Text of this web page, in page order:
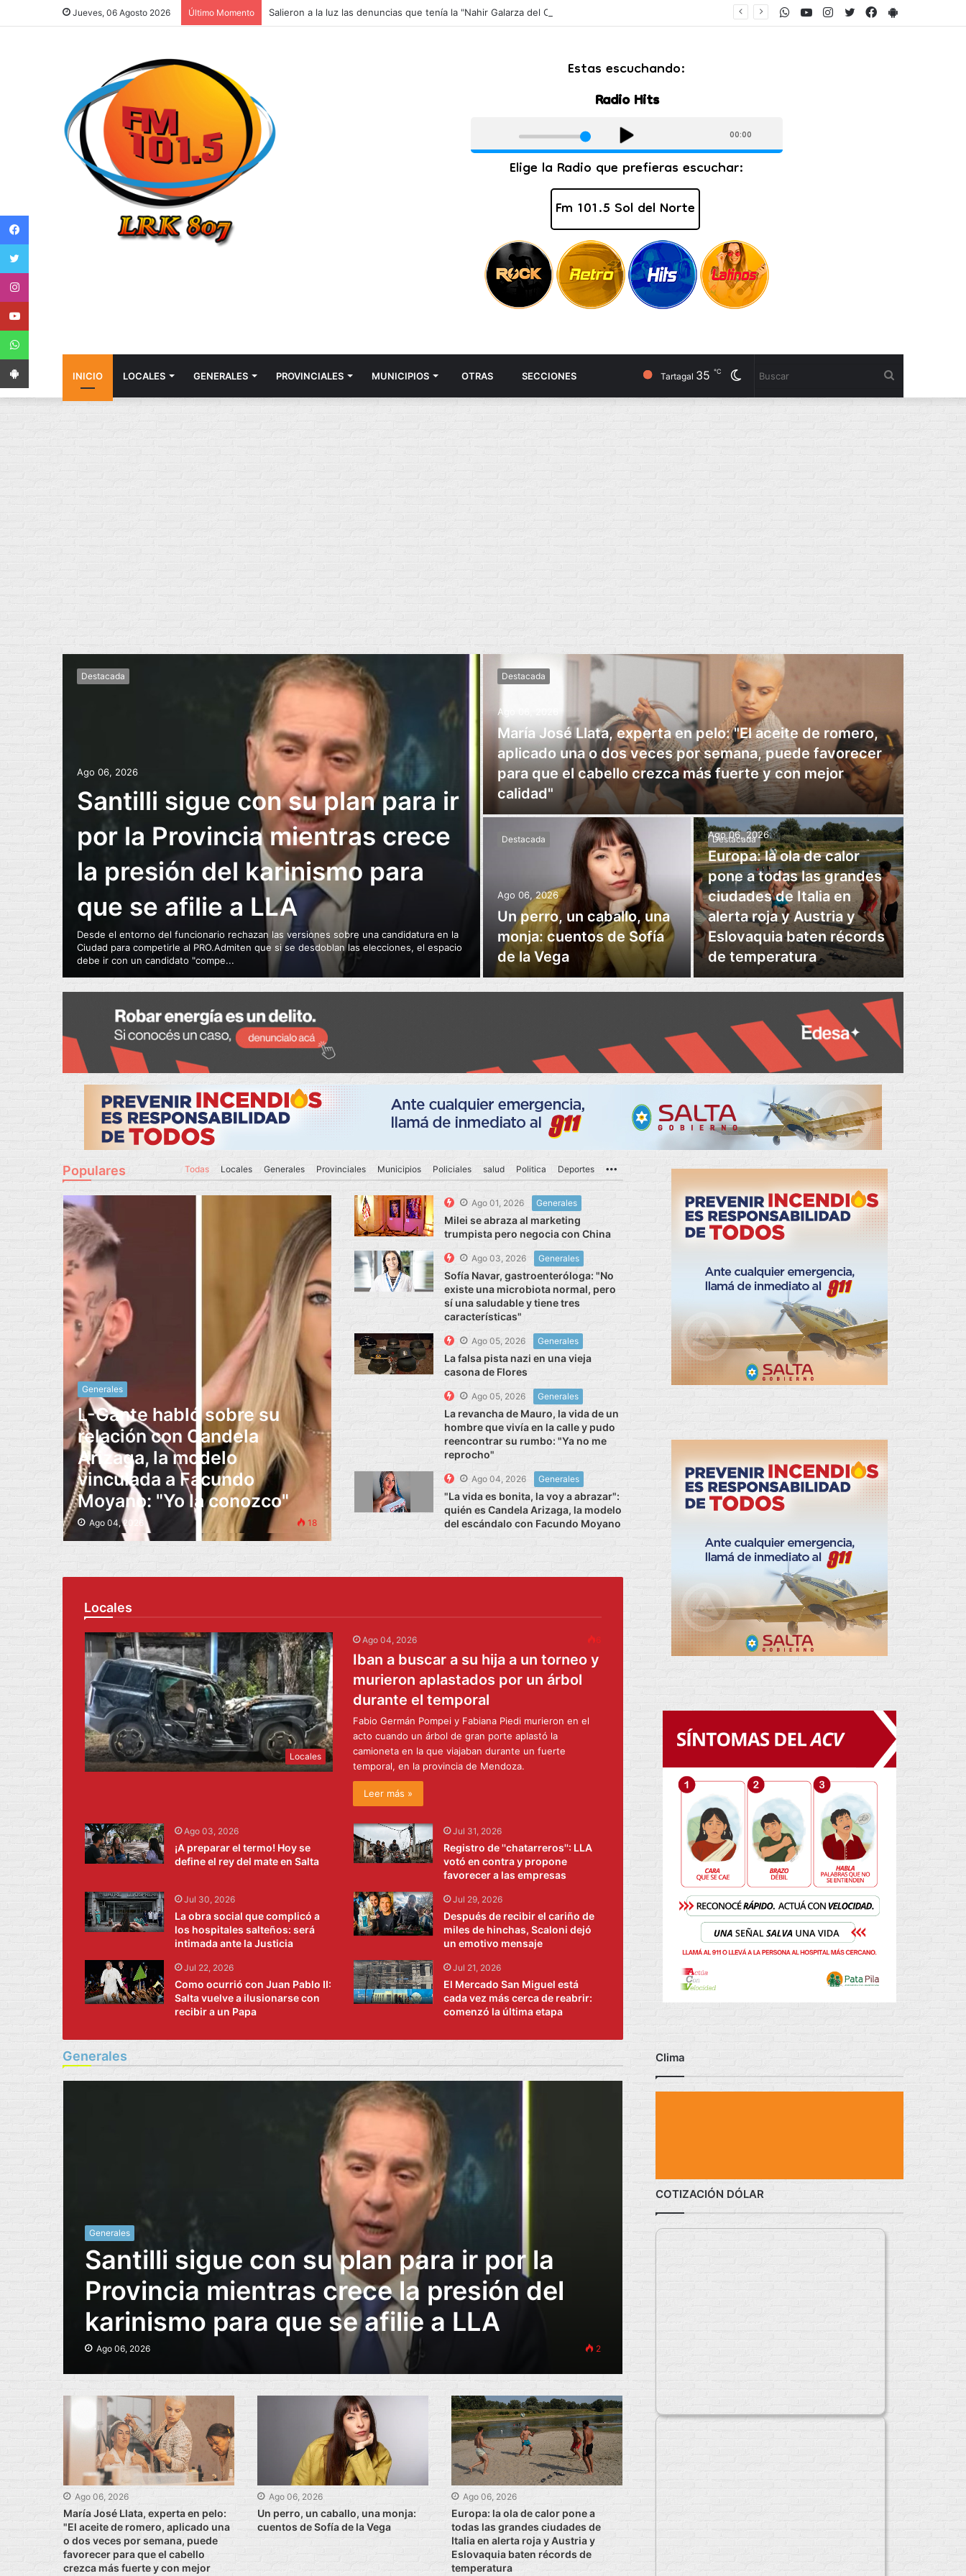
Jueves, 06 Agosto 2026 Último Momento Salieron a la luz las denuncias que tenía la "Nahir Galarza del Chaco": nadie lo escuchó PlayStore
Facebook
Twitter
Instagram
Youtube
WhatsApp
INICIO LOCALES GENERALES PROVINCIALES MUNICIPIOS OTRAS SECCIONES Cambiar
Tartagal 35 ℃
Destacada
Ago 06, 2026
Santilli sigue con su plan para ir
por la Provincia mientras crece
la presión del karinismo para
que se afilie a LLA
Desde el entorno del funcionario rechazan las versiones sobre una candidatura en la
Ciudad para competirle al PRO.Admiten que si se desdoblan las elecciones, el espacio
debe ir con un candidato "compe...
Destacada
Ago 06, 2026
María José Llata, experta en pelo: "El aceite de romero,
aplicado una o dos veces por semana, puede favorecer
para que el cabello crezca más fuerte y con mejor
calidad"
Destacada
Ago 06, 2026
Un perro, un caballo, una
monja: cuentos de Sofía
de la Vega
Destacada
Ago 06, 2026
Europa: la ola de calor
pone a todas las grandes
ciudades de Italia en
alerta roja y Austria y
Eslovaquia baten récords
de temperatura
Populares Todas Locales Generales Provinciales Municipios Policiales salud Politica Deportes
Generales
L-Gante habló sobre su
relación con Candela
Arizaga, la modelo
vinculada a Facundo
Moyano: "Yo la conozco"
Ago 04, 2026 18
Ago 01, 2026 Generales
Milei se abraza al marketing
trumpista pero negocia con China
Ago 03, 2026 Generales
Sofía Navar, gastroenteróloga: "No
existe una microbiota normal, pero
sí una saludable y tiene tres
características"
Ago 05, 2026 Generales
La falsa pista nazi en una vieja
casona de Flores
Ago 05, 2026 Generales
La revancha de Mauro, la vida de un
hombre que vivía en la calle y pudo
reencontrar su rumbo: "Ya no me
reprocho"
Ago 04, 2026 Generales
"La vida es bonita, la voy a abrazar":
quién es Candela Arizaga, la modelo
del escándalo con Facundo Moyano
Locales
Locales
Ago 04, 2026 6
Iban a buscar a su hija a un torneo y
murieron aplastados por un árbol
durante el temporal
Fabio Germán Pompei y Fabiana Piedi murieron en el
acto cuando un árbol de gran porte aplastó la
camioneta en la que viajaban durante un fuerte
temporal, en la provincia de Mendoza.
Leer más »
Ago 03, 2026
¡A preparar el termo! Hoy se
define el rey del mate en Salta
Jul 31, 2026
Registro de ''chatarreros'': LLA
votó en contra y propone
favorecer a las empresas
Jul 30, 2026
La obra social que complicó a
los hospitales salteños: será
intimada ante la Justicia
Jul 29, 2026
Después de recibir el cariño de
miles de hinchas, Scaloni dejó
un emotivo mensaje
Jul 22, 2026
Como ocurrió con Juan Pablo II:
Salta vuelve a ilusionarse con
recibir a un Papa
Jul 21, 2026
El Mercado San Miguel está
cada vez más cerca de reabrir:
comenzó la última etapa
Generales
Generales
Santilli sigue con su plan para ir por la
Provincia mientras crece la presión del
karinismo para que se afilie a LLA
Ago 06, 2026 2
Ago 06, 2026
María José Llata, experta en pelo:
"El aceite de romero, aplicado una
o dos veces por semana, puede
favorecer para que el cabello
crezca más fuerte y con mejor
Ago 06, 2026
Un perro, un caballo, una monja:
cuentos de Sofía de la Vega
Ago 06, 2026
Europa: la ola de calor pone a
todas las grandes ciudades de
Italia en alerta roja y Austria y
Eslovaquia baten récords de
temperatura
Clima
COTIZACIÓN DÓLAR